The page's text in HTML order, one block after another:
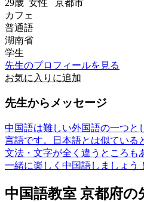
29歳 女性 京都市
カフェ
普通語
湖南省
学生
先生のプロフィールを見る
お気に入りに追加
先生からメッセージ
中国語は難しい外国語の一つと
言語です。日本語とは似ている
文法・文字が全く違うところも
一緒に楽しく中国語しましょう！
中国語教室 京都府の